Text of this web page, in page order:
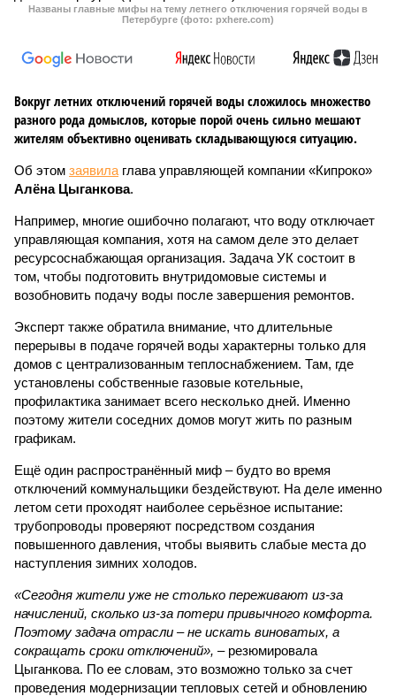
Названы главные мифы на тему летнего отключения горячей воды в
Петербурге (фото: pxhere.com)
Вокруг летних отключений горячей воды сложилось множество
разного рода домыслов, которые порой очень сильно мешают
жителям объективно оценивать складывающуюся ситуацию.
Об этом заявила глава управляющей компании «Кипроко»
Алёна Цыганкова.
Например, многие ошибочно полагают, что воду отключает
управляющая компания, хотя на самом деле это делает
ресурсоснабжающая организация. Задача УК состоит в
том, чтобы подготовить внутридомовые системы и
возобновить подачу воды после завершения ремонтов.
Эксперт также обратила внимание, что длительные
перерывы в подаче горячей воды характерны только для
домов с централизованным теплоснабжением. Там, где
установлены собственные газовые котельные,
профилактика занимает всего несколько дней. Именно
поэтому жители соседних домов могут жить по разным
графикам.
Ещё один распространённый миф – будто во время
отключений коммунальщики бездействуют. На деле именно
летом сети проходят наиболее серьёзное испытание:
трубопроводы проверяют посредством создания
повышенного давления, чтобы выявить слабые места до
наступления зимних холодов.
«Сегодня жители уже не столько переживают из-за
начислений, сколько из-за потери привычного комфорта.
Поэтому задача отрасли – не искать виноватых, а
сокращать сроки отключений», – резюмировала
Цыганкова. По ее словам, это возможно только за счет
проведения модернизации тепловых сетей и обновлению